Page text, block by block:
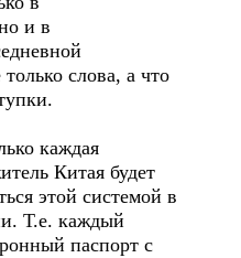
и в
слова, а что
каждая
Китая будет
этой системой в
Т.е. каждый
паспорт с